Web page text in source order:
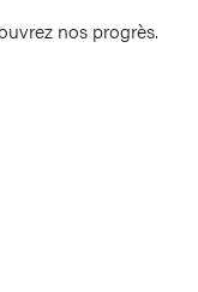
nos progrès.